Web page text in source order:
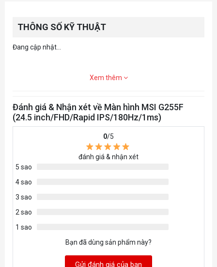
THÔNG SỐ KỸ THUẬT
Đang cập nhật...
Xem thêm
Đánh giá & Nhận xét về Màn hình MSI G255F
(24.5 inch/FHD/Rapid IPS/180Hz/1ms)
0/5
đánh giá & nhận xét
5 sao
4 sao
3 sao
2 sao
1 sao
Bạn đã dùng sản phẩm này?
Gửi đánh giá của bạn